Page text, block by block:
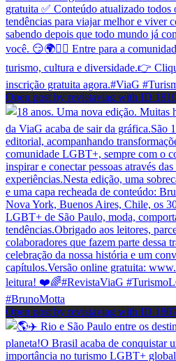
Open post by revistaviag with ID
Open post by revistaviag with ID